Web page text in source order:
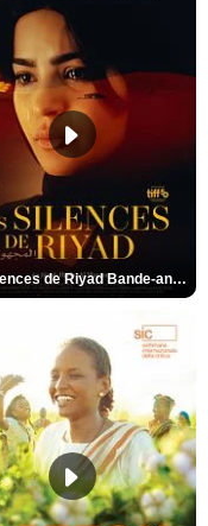
Les Silences de Riyad Bande-annonce VO STFR